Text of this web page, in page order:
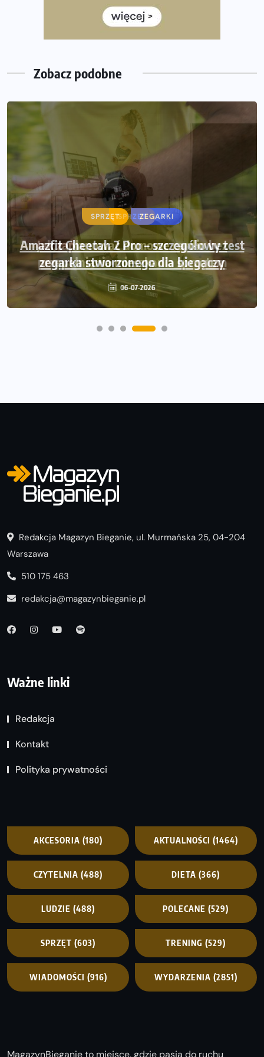
European Marathon Classics – jak zweryfikować swój
Medal i koszulka 35. Biegu Powstania Warszawskiego. Na
Zobacz podobne
SPRZĘT ZEGARKI
Amazfit Cheetah 2 Pro – szczegółowy test
zegarka stworzonego dla biegaczy
06-07-2026
Redakcja Magazyn Bieganie, ul. Murmańska 25, 04-204
Warszawa
510 175 463
redakcja@magazynbieganie.pl
Ważne linki
Redakcja
Kontakt
Polityka prywatności
AKCESORIA (180) AKTUALNOŚCI (1464)
CZYTELNIA (488) DIETA (366)
LUDZIE (488) POLECANE (529)
SPRZĘT (603) TRENING (529)
WIADOMOŚCI (916) WYDARZENIA (2851)
MagazynBieganie to miejsce, gdzie pasja do ruchu